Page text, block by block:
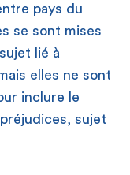
pays du
se sont mises
lié à
elles ne sont
inclure le
sujet